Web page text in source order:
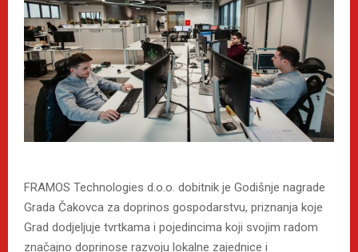
FRAMOS Technologies d.o.o. dobitnik je Godišnje nagrade
Grada Čakovca za doprinos gospodarstvu, priznanja koje
Grad dodjeljuje tvrtkama i pojedincima koji svojim radom
značajno doprinose razvoju lokalne zajednice i